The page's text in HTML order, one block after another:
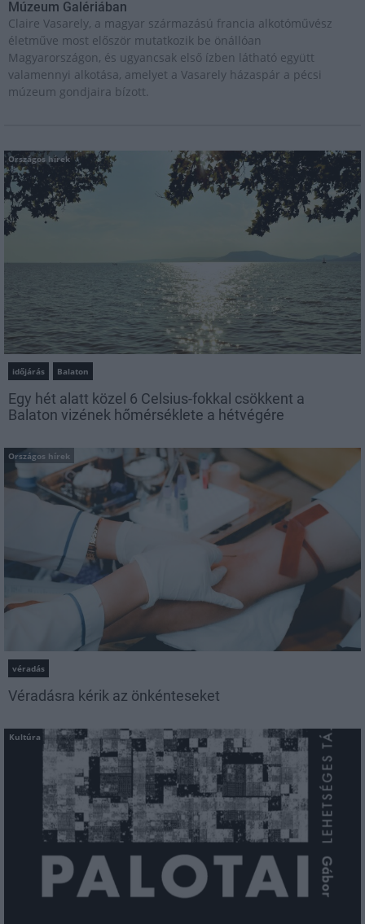
Múzeum Galériában
Claire Vasarely, a magyar származású francia alkotóművész
életműve most először mutatkozik be önállóan
Magyarországon, és ugyancsak első ízben látható együtt
valamennyi alkotása, amelyet a Vasarely házaspár a pécsi
múzeum gondjaira bízott.
Országos hírek
időjárás Balaton
Egy hét alatt közel 6 Celsius-fokkal csökkent a
Balaton vizének hőmérséklete a hétvégére
Országos hírek
véradás
Véradásra kérik az önkénteseket
Kultúra